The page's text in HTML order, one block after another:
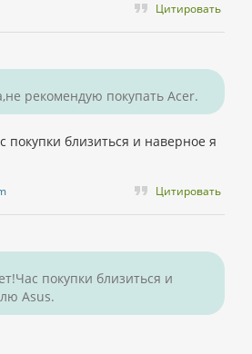
Цитировать
рекомендую покупать Acer.
покупки близиться и наверное я
Цитировать
покупки близиться и
Asus.